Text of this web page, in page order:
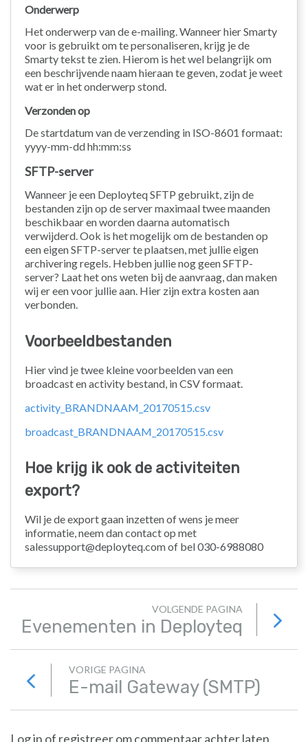
Onderwerp
Het onderwerp van de e-mailing. Wanneer hier Smarty
voor is gebruikt om te personaliseren, krijg je de
Smarty tekst te zien. Hierom is het wel belangrijk om
een beschrijvende naam hieraan te geven, zodat je weet
wat er in het onderwerp stond.
Verzonden op
De startdatum van de verzending in ISO-8601 formaat:
yyyy-mm-dd hh:mm:ss
SFTP-server
Wanneer je een Deployteq SFTP gebruikt, zijn de
bestanden zijn op de server maximaal twee maanden
beschikbaar en worden daarna automatisch
verwijderd. Ook is het mogelijk om de bestanden op
een eigen SFTP-server te plaatsen, met jullie eigen
archivering regels. Hebben jullie nog geen SFTP-
server? Laat het ons weten bij de aanvraag, dan maken
wij er een voor jullie aan. Hier zijn extra kosten aan
verbonden.
Voorbeeldbestanden
Hier vind je twee kleine voorbeelden van een
broadcast en activity bestand, in CSV formaat.
activity_BRANDNAAM_20170515.csv
broadcast_BRANDNAAM_20170515.csv
Hoe krijg ik ook de activiteiten
export?
Wil je de export gaan inzetten of wens je meer
informatie, neem dan contact op met
salessupport@deployteq.com of bel 030-6988080
VOLGENDE PAGINA
Evenementen in Deployteq
VORIGE PAGINA
E-mail Gateway (SMTP)
Log in of registreer om commentaar achter laten.